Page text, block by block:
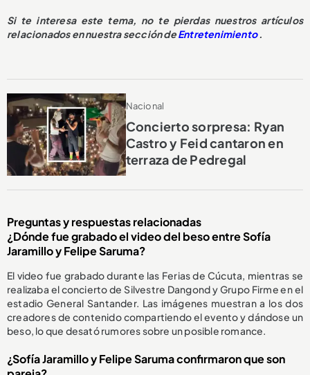
Si te interesa este tema, no te pierdas nuestros artículos
relacionados en nuestra sección deEntretenimiento.
Nacional
Concierto sorpresa: Ryan
Castro y Feid cantaron en
terraza de Pedregal
Preguntas y respuestas relacionadas
¿Dónde fue grabado el video del beso entre Sofía
Jaramillo y Felipe Saruma?
El video fue grabado durante las Ferias de Cúcuta, mientras se
realizaba el concierto de Silvestre Dangond y Grupo Firme en el
estadio General Santander. Las imágenes muestran a los dos
creadores de contenido compartiendo el evento y dándose un
beso, lo que desató rumores sobre un posible romance.
¿Sofía Jaramillo y Felipe Saruma confirmaron que son